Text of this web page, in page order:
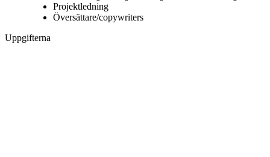
Projektledning
Översättare/copywriters
Uppgifterna